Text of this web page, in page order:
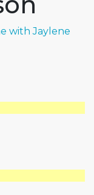
with Jaylene